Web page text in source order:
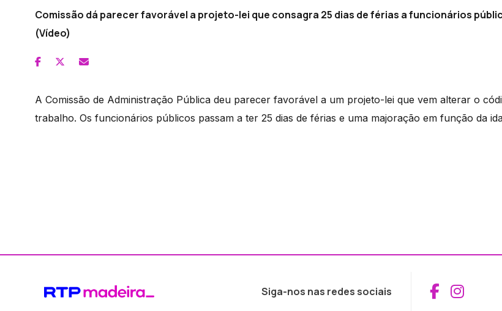
Comissão dá parecer favorável a projeto-lei que consagra 25 dias de férias a funcionários
(Vídeo)
A Comissão de Administração Pública deu parecer favorável a um projeto-lei que vem alterar o
trabalho. Os funcionários públicos passam a ter 25 dias de férias e uma majoração em função da
Siga-nos nas redes sociais Aceder